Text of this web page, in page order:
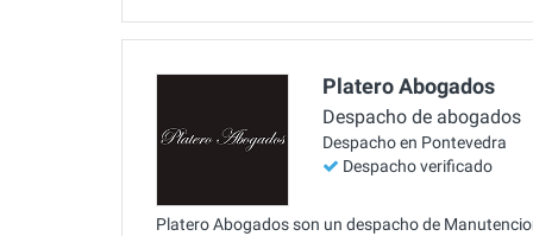
Platero Abogados
Despacho de abogados
Despacho en Pontevedra
Despacho verificado
Platero Abogados son un despacho de